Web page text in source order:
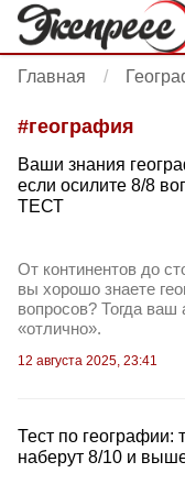
Главная
#география
Ваши знания
если осилите 8/8
ТЕСТ
От континентов до
вы хорошо знаете
вопросов? Тогда
«отлично».
12 августа 2025, 23:41
Тест по географии:
наберут 8/10 и